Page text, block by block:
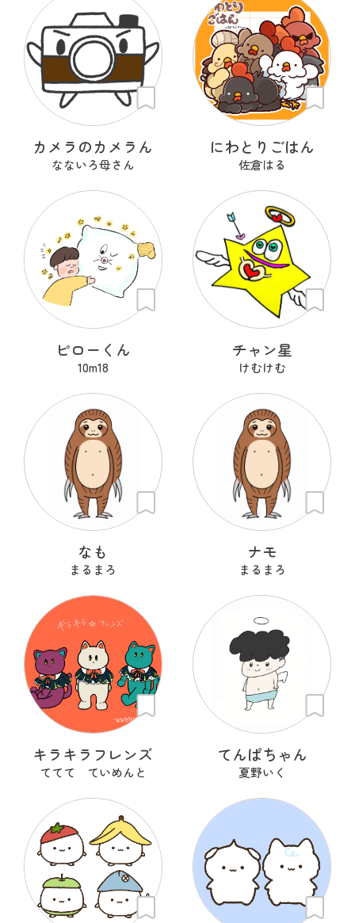
カメラのカメラん
なないろ母さん
にわとりごはん
佐倉はる
ピローくん
10m18
チャン星
けむけむ
なも
まるまろ
ナモ
まるまろ
キラキラフレンズ
ててて ていめんと
てんぱちゃん
夏野いく